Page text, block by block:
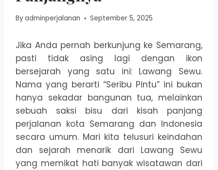
Byadminperjalanan September 5, 2025
Jika Anda pernah berkunjung ke Semarang,
pasti tidak asing lagi dengan ikon
bersejarah yang satu ini: Lawang Sewu.
Nama yang berarti “Seribu Pintu” ini bukan
hanya sekadar bangunan tua, melainkan
sebuah saksi bisu dari kisah panjang
perjalanan kota Semarang dan Indonesia
secara umum. Mari kita telusuri keindahan
dan sejarah menarik dari Lawang Sewu
yang memikat hati banyak wisatawan dari